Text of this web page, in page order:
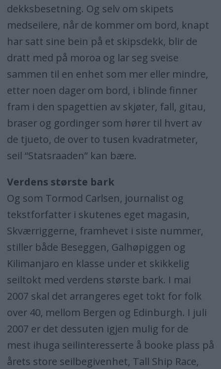
dekksbesetning. Og selv om skipets
medseilere, når de kommer om bord, knapt
har satt sine bein på et skipsdekk, blir de
dratt med på moroa og lar seg sveise
sammen til en enhet som mer eller mindre,
etter noen dager om bord, i blinde finner
fram i den spagettien av skjøter, fall, gitau,
braser og gordinger som hører til hvert av
de tjueto, de over to tusen kvadratmeter,
seil “Statsraaden” kan bære.
Verdens største bark
Og som Tormod Carlsen, journalist og
tekstforfatter i skutenes eget magasin,
Skværriggerne, framhevet i siste nummer,
stiller både Beseggen, Galhøpiggen og
Kilimanjaro en klasse under et skikkelig
seiltokt med verdens største bark. I mai
2007 skal det arrangeres eget tokt for folk
over 40, mellom Bergen og Edinburgh. I juli
2007 er det dessuten igjen mulig for de
mest ihuga seilinteresserte å booke plass på
årets store seilbegivenhet, Tall Ship Race,